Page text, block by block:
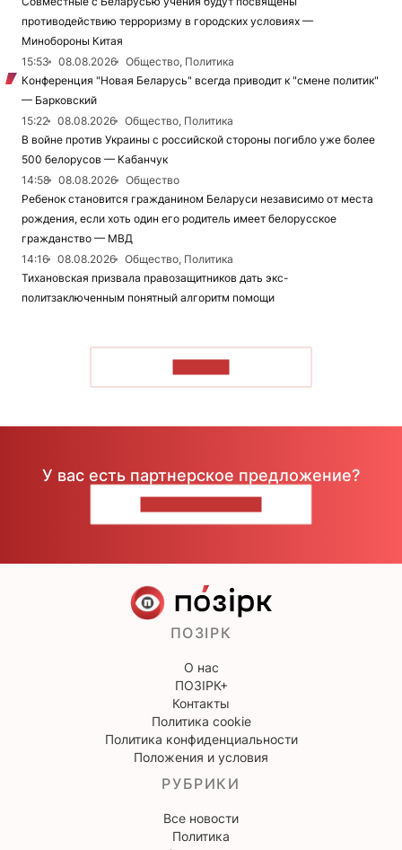
противодействию терроризму в городских условиях —
Минобороны Китая
15:53
08.08.2026
Общество, Политика
Конференция "Новая Беларусь" всегда приводит к "смене политик"
— Барковский
15:22
08.08.2026
Общество, Политика
В войне против Украины с российской стороны погибло уже более
500 белорусов — Кабанчук
14:58
08.08.2026
Общество
Ребенок становится гражданином Беларуси независимо от места
рождения, если хоть один его родитель имеет белорусское
гражданство — МВД
14:16
08.08.2026
Общество, Политика
Тихановская призвала правозащитников дать экс-
политзаключенным понятный алгоритм помощи
У вас есть партнерское предложение?
ПОЗІРК
О нас
ПОЗІРК+
Контакты
Политика cookie
Политика конфиденциальности
Положения и условия
РУБРИКИ
Все новости
Политика